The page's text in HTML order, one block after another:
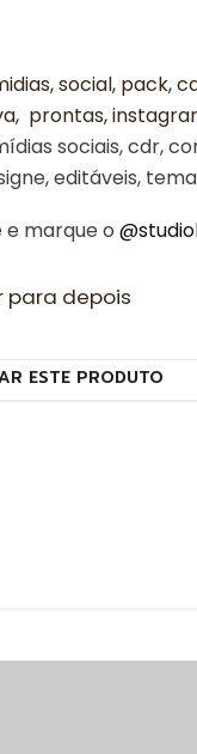
social, pack,
prontas,
sociais, cdr,
editáveis,
marque o
para depois
ESTE PRODUTO